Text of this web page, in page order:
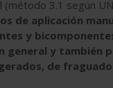
(método 3.1 según
de aplicación
y
general y también
de